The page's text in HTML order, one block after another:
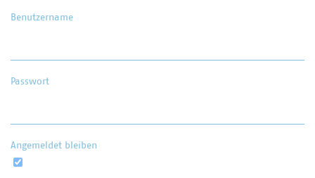
Benutzername
Passwort
Angemeldet bleiben